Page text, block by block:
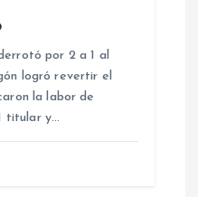
por 2 a 1 al
logró revertir el
la labor de
titular y…